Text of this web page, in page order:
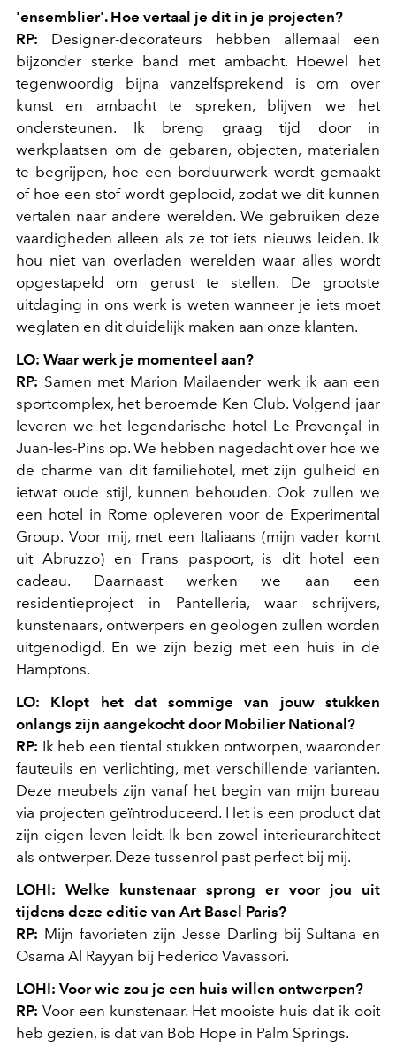
'ensemblier'. Hoe vertaal je dit in je projecten?
RP: Designer-decorateurs hebben allemaal een
bijzonder sterke band met ambacht. Hoewel het
tegenwoordig bijna vanzelfsprekend is om over
kunst en ambacht te spreken, blijven we het
ondersteunen. Ik breng graag tijd door in
werkplaatsen om de gebaren, objecten, materialen
te begrijpen, hoe een borduurwerk wordt gemaakt
of hoe een stof wordt geplooid, zodat we dit kunnen
vertalen naar andere werelden. We gebruiken deze
vaardigheden alleen als ze tot iets nieuws leiden. Ik
hou niet van overladen werelden waar alles wordt
opgestapeld om gerust te stellen. De grootste
uitdaging in ons werk is weten wanneer je iets moet
weglaten en dit duidelijk maken aan onze klanten.
LO: Waar werk je momenteel aan?
RP: Samen met Marion Mailaender werk ik aan een
sportcomplex, het beroemde Ken Club. Volgend jaar
leveren we het legendarische hotel Le Provençal in
Juan-les-Pins op. We hebben nagedacht over hoe we
de charme van dit familiehotel, met zijn gulheid en
ietwat oude stijl, kunnen behouden. Ook zullen we
een hotel in Rome opleveren voor de Experimental
Group. Voor mij, met een Italiaans (mijn vader komt
uit Abruzzo) en Frans paspoort, is dit hotel een
cadeau. Daarnaast werken we aan een
residentieproject in Pantelleria, waar schrijvers,
kunstenaars, ontwerpers en geologen zullen worden
uitgenodigd. En we zijn bezig met een huis in de
Hamptons.
LO: Klopt het dat sommige van jouw stukken
onlangs zijn aangekocht door Mobilier National?
RP: Ik heb een tiental stukken ontworpen, waaronder
fauteuils en verlichting, met verschillende varianten.
Deze meubels zijn vanaf het begin van mijn bureau
via projecten geïntroduceerd. Het is een product dat
zijn eigen leven leidt. Ik ben zowel interieurarchitect
als ontwerper. Deze tussenrol past perfect bij mij.
LOHI: Welke kunstenaar sprong er voor jou uit
tijdens deze editie van Art Basel Paris?
RP: Mijn favorieten zijn Jesse Darling bij Sultana en
Osama Al Rayyan bij Federico Vavassori.
LOHI: Voor wie zou je een huis willen ontwerpen?
RP: Voor een kunstenaar. Het mooiste huis dat ik ooit
heb gezien, is dat van Bob Hope in Palm Springs.